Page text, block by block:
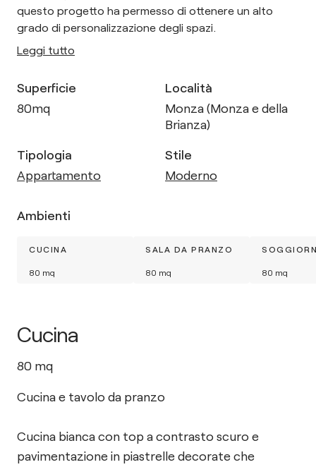
questo progetto ha permesso di ottenere un alto
grado di personalizzazione degli spazi.
Leggi tutto
Superficie
80mq
Località
Monza (Monza e della
Brianza)
Tipologia
Appartamento
Stile
Moderno
Ambienti
CUCINA
80 mq
SALA DA PRANZO
80 mq 80 mq
Cucina
80 mq
Cucina e tavolo da pranzo
Cucina bianca con top a contrasto scuro e
pavimentazione in piastrelle decorate che